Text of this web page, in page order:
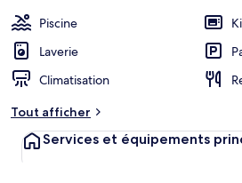
Piscine
Laverie
Climatisation
Tout afficher
Services et équipements